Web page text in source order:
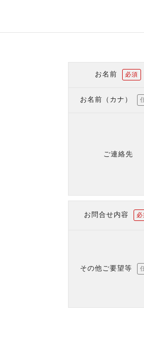
お名前 必須
お名前（カナ）
ご連絡先
お問合せ内容 必
その他ご要望等